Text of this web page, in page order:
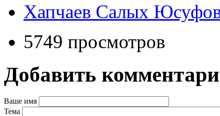
Хапчаев Салых
5749 просмотров
Добавить
Ваше имя
Тема